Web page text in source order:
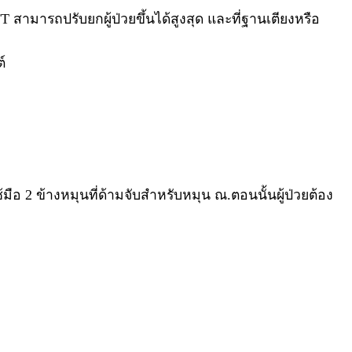
สามารถปรับยกผู้ป่วยขึ้นได้สูงสุด และที่ฐานเตียงหรือ
ช้มือ 2 ข้างหมุนที่ด้ามจับสำหรับหมุน ณ.ตอนนั้นผู้ป่วยต้อง